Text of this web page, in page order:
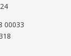
00033